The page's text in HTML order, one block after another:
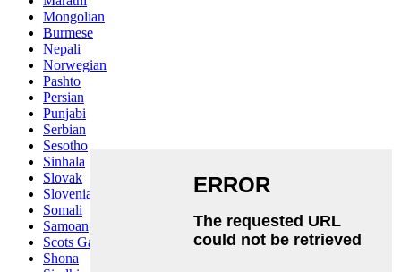
Mongolian
Burmese
Nepali
Norwegian
Pashto
Persian
Punjabi
Serbian
Sesotho
Sinhala
Slovak
Slovenian
Somali
Samoan
Scots Gaelic
Shona